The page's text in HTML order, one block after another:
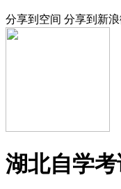
分享到空间 分享到新
湖北自学